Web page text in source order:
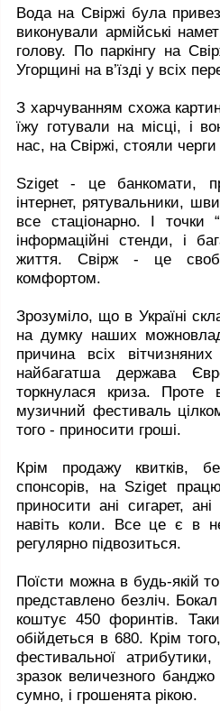
Вода на Свіржі була
виконували армійські
голову. По паркінгу на
Угорщині на в’їзді у всіх
З харчуванням схожа
їжу готували на місці, і
нас, на Свіржі, стояли
Sziget - це банкомати,
інтернет, рятувальники,
все стаціонарно. І точки
інформаційні стенди, і
життя. Свірж - це
комфортом.
Зрозуміло, що в Україні
на думку наших
причина всіх
найбагатша держава
торкнулася криза.
музичний фестиваль
того - приносити гроші.
Крім продажу квитків,
спонсорів, на Sziget
приносити ані сигарет,
навіть коли. Все це є в
регулярно підвозиться.
Поїсти можна в будь-якій
представлено безліч.
коштує 450 форинтів.
обійдеться в 680. Крім
фестивальної
зразок величезного
сумно, і грошенята рікою.